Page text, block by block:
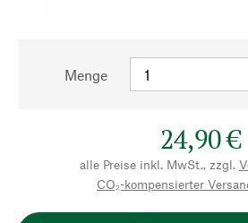
Menge
24,90 €
alle Preise inkl. MwSt., zzgl.
CO₂-kompensierter